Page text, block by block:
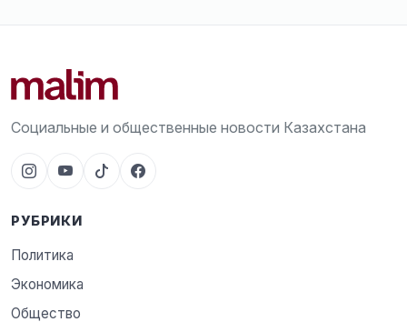
Социальные и общественные новости Казахстана
РУБРИКИ
Политика
Экономика
Общество